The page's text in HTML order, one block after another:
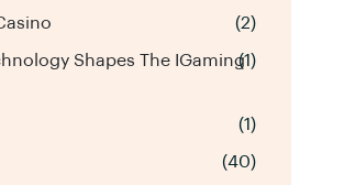
(2)
Shapes The IGaming(1)
(1)
(40)